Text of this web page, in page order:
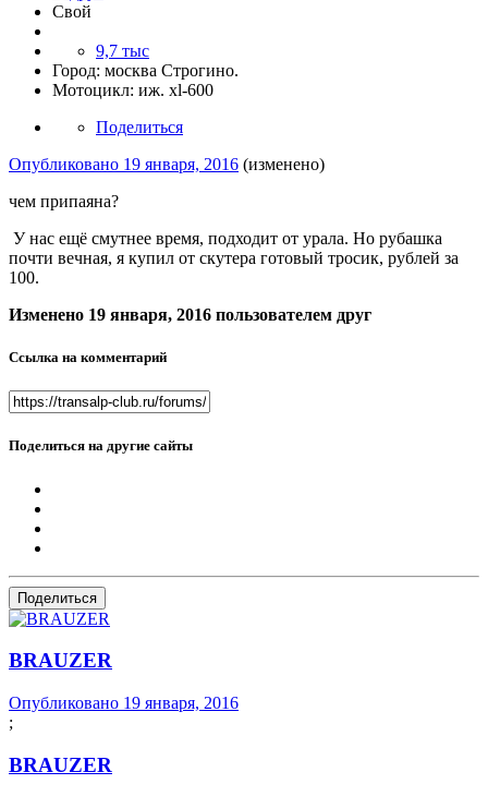
Свой
9,7 тыс
Город: москва Строгино.
Мотоцикл: иж. xl-600
Поделиться
Опубликовано 19 января, 2016 (изменено)
чем припаяна?
У нас ещё смутнее время, подходит от урала. Но рубашка
почти вечная, я купил от скутера готовый тросик, рублей за
100.
Изменено 19 января, 2016 пользователем друг
Ссылка на комментарий
Поделиться на другие сайты
Поделиться
BRAUZER
Опубликовано 19 января, 2016
;
BRAUZER